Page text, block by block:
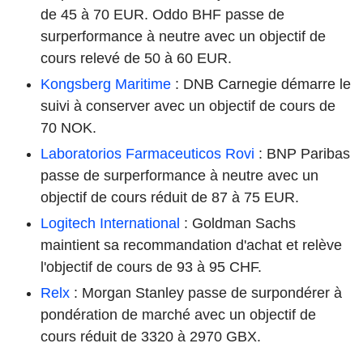
de 45 à 70 EUR. Oddo BHF passe de
surperformance à neutre avec un objectif de
cours relevé de 50 à 60 EUR.
Kongsberg Maritime : DNB Carnegie démarre le
suivi à conserver avec un objectif de cours de
70 NOK.
Laboratorios Farmaceuticos Rovi : BNP Paribas
passe de surperformance à neutre avec un
objectif de cours réduit de 87 à 75 EUR.
Logitech International : Goldman Sachs
maintient sa recommandation d'achat et relève
l'objectif de cours de 93 à 95 CHF.
Relx : Morgan Stanley passe de surpondérer à
pondération de marché avec un objectif de
cours réduit de 3320 à 2970 GBX.